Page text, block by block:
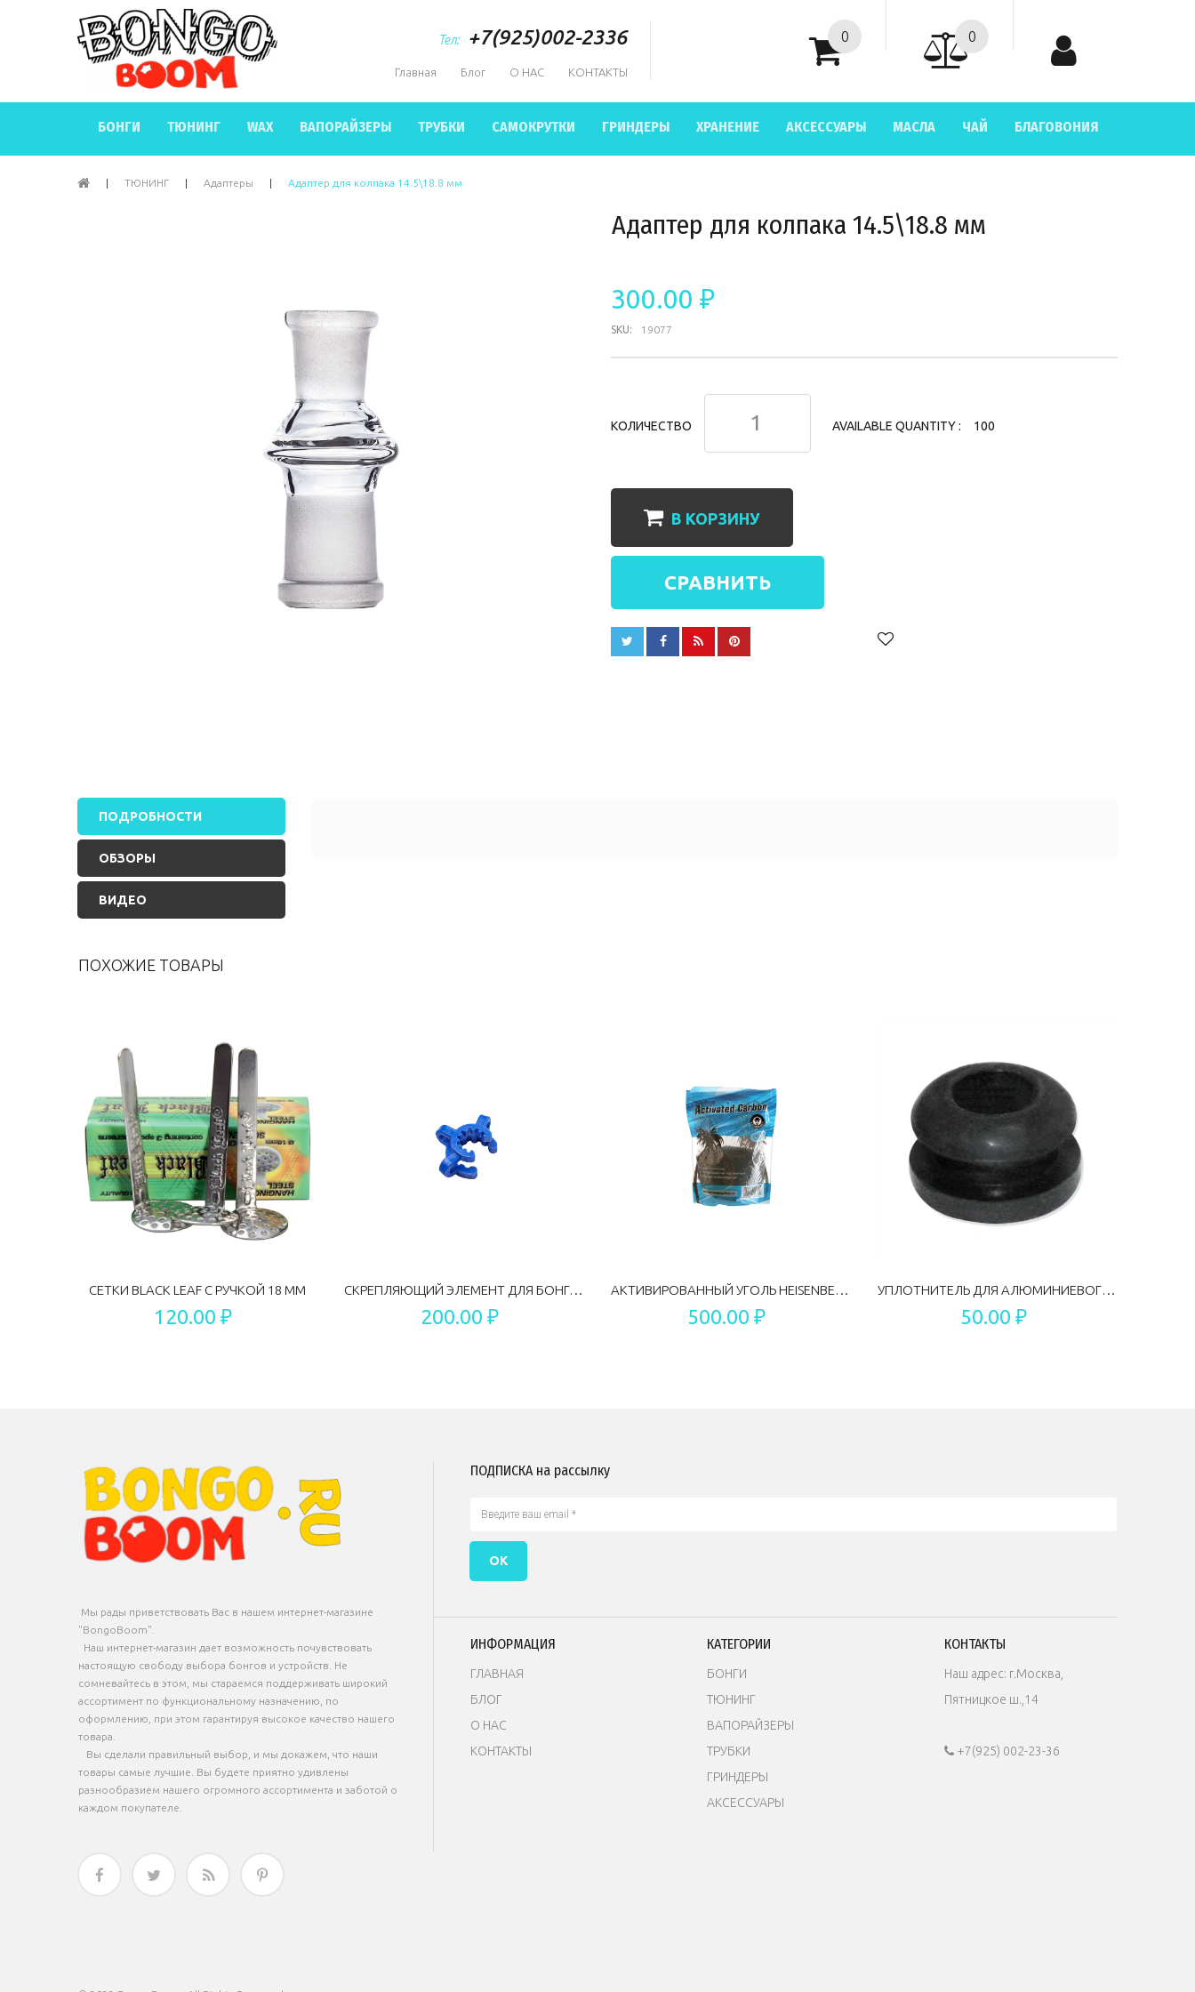
Тел: +7(925)002-2336
Главная Блог О НАС КОНТАКТЫ
0 0
БОНГИ ТЮНИНГ WAX ВАПОРАЙЗЕРЫ ТРУБКИ САМОКРУТКИ ГРИНДЕРЫ ХРАНЕНИЕ АКСЕССУАРЫ МАСЛА ЧАЙ БЛАГОВОНИЯ
| ТЮНИНГ | Адаптеры | Адаптер для колпака 14.5\18.8 мм
Адаптер для колпака 14.5\18.8 мм
300.00 ₽
SKU: 19077
КОЛИЧЕСТВО AVAILABLE QUANTITY : 100
В КОРЗИНУ
СРАВНИТЬ
   
ПОДРОБНОСТИ
ОБЗОРЫ
ВИДЕО
ПОХОЖИЕ ТОВАРЫ
СЕТКИ BLACK LEAF С РУЧКОЙ 18 ММ
120.00 ₽
СКРЕПЛЯЮЩИЙ ЭЛЕМЕНТ ДЛЯ БОНГА MIX COLOR 14.5 ММ
200.00 ₽
АКТИВИРОВАННЫЙ УГОЛЬ HEISENBERG 150 Г
500.00 ₽
УПЛОТНИТЕЛЬ ДЛЯ АЛЮМИНИЕВОГО ШЛИФА V3
50.00 ₽
Мы рады приветствовать Вас в нашем интернет-магазине
"BongoBoom".
Наш интернет-магазин дает возможность почувствовать
настоящую свободу выбора бонгов и устройств. Не
сомневайтесь в этом, мы стараемся поддерживать широкий
ассортимент по функциональному назначению, по
оформлению, при этом гарантируя высокое качество нашего
товара.
Вы сделали правильный выбор, и мы докажем, что наши
товары самые лучшие. Вы будете приятно удивлены
разнообразием нашего огромного ассортимента и заботой о
каждом покупателе.
   
ПОДПИСКА на рассылку
ОК
ИНФОРМАЦИЯ
ГЛАВНАЯ
БЛОГ
О НАС
КОНТАКТЫ
КАТЕГОРИИ
БОНГИ
ТЮНИНГ
ВАПОРАЙЗЕРЫ
ТРУБКИ
ГРИНДЕРЫ
АКСЕССУАРЫ
КОНТАКТЫ
Наш адрес: г.Москва,
Пятницкое ш.,14
+7(925) 002-23-36